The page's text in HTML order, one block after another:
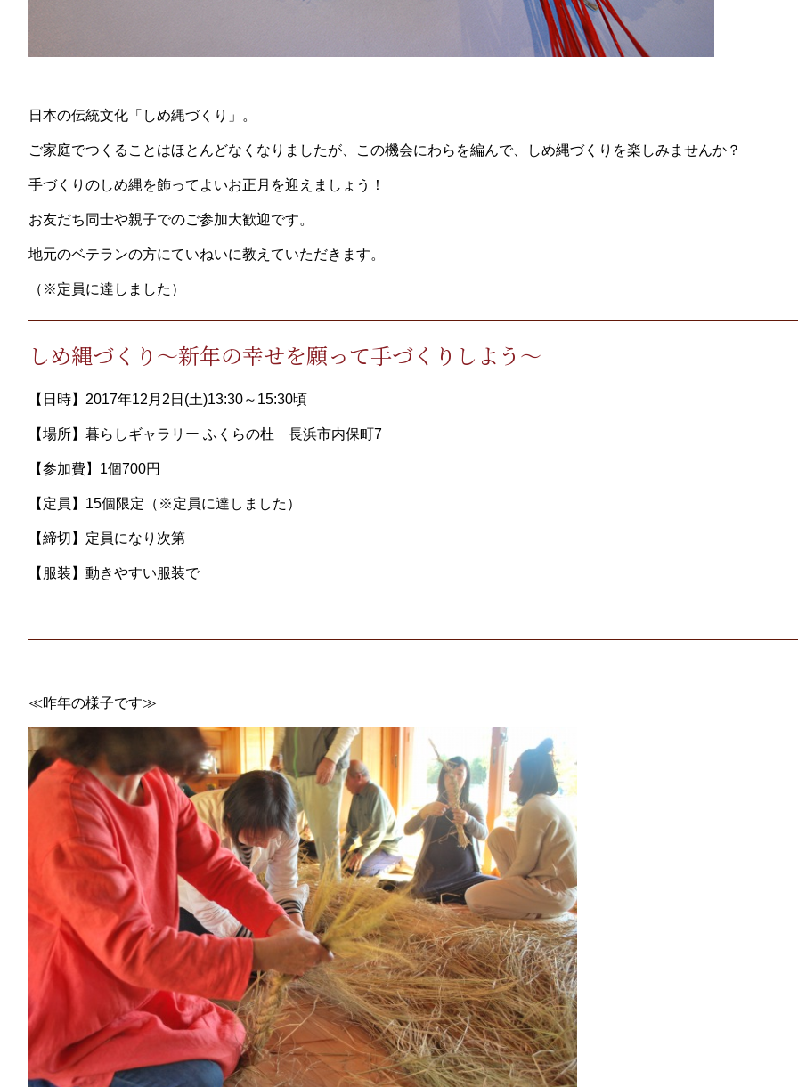
日本の伝統文化「しめ縄づくり」。
ご家庭でつくることはほとんどなくなりましたが、この機会にわらを編んで、しめ縄づくりを楽しみませんか？
手づくりのしめ縄を飾ってよいお正月を迎えましょう！
お友だち同士や親子でのご参加大歓迎です。
地元のベテランの方にていねいに教えていただきます。
（※定員に達しました）
しめ縄づくり～新年の幸せを願って手づくりしよう～
【日時】2017年12月2日(土)13:30～15:30頃
【場所】暮らしギャラリー ふくらの杜 長浜市内保町7
【参加費】1個700円
【定員】15個限定（※定員に達しました）
【締切】定員になり次第
【服装】動きやすい服装で
≪昨年の様子です≫